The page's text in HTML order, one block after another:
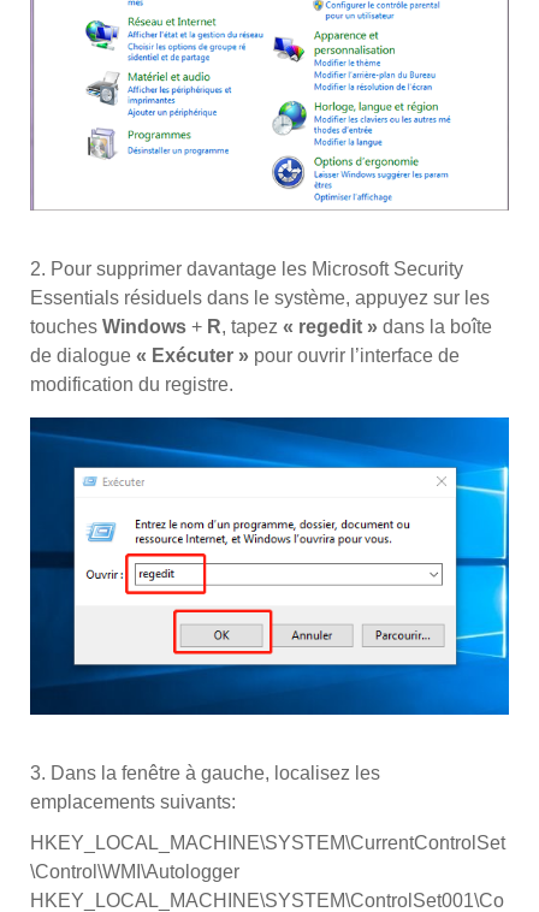
2. Pour supprimer davantage les Microsoft Security
Essentials résiduels dans le système, appuyez sur les
touches Windows + R, tapez « regedit » dans la boîte
de dialogue « Exécuter » pour ouvrir l’interface de
modification du registre.
3. Dans la fenêtre à gauche, localisez les
emplacements suivants:
HKEY_LOCAL_MACHINE\SYSTEM\CurrentControlSet
\Control\WMI\Autologger
HKEY_LOCAL_MACHINE\SYSTEM\ControlSet001\Co